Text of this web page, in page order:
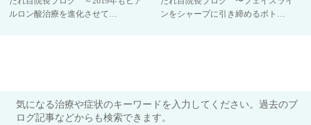
ルロン酸治療を進化させて…
ンをシャープに引き締めるボト…
気になる治療や症状のキーワードを入力してください。過去のブ
ログ記事などからも検索できます。